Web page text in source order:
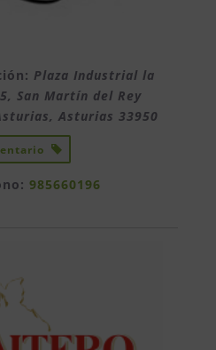
Plaza Industrial la
San Martín del Rey
, Asturias 33950
985660196